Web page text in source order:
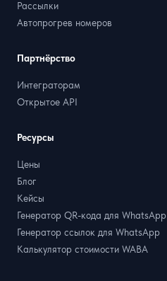
Рассылки
Автопрогрев номеров
Партнёрство
Интеграторам
Открытое API
Ресурсы
Цены
Блог
Кейсы
Генератор QR-кода для WhatsApp
Генератор ссылок для WhatsApp
Калькулятор стоимости WABA